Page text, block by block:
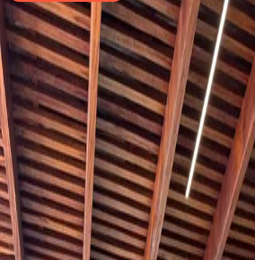
Aqui tem café especial
LeDue Padaria Artesanal
Patrimonio de São João Batista,Olímpia
Avenida Aurora Forti Neves, 1100A
Aqui tem café especial
Cafeterias
Brasil
São Paulo
Olímpia
LeDue Padaria Artesanal